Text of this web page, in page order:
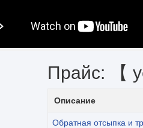
Прайс: 【
Описание
Обратная отсыпка и